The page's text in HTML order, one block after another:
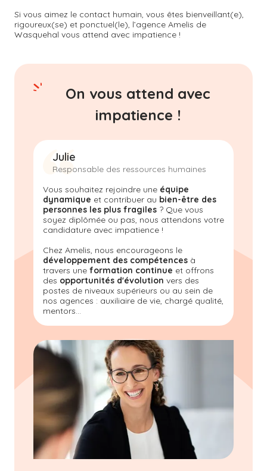
Si vous aimez le contact humain, vous êtes bienveillant(e),
rigoureux(se) et ponctuel(le), l’agence Amelis de
Wasquehal vous attend avec impatience !
On vous attend avec
impatience !
Julie
Responsable des ressources humaines
Vous souhaitez rejoindre une équipe
dynamique et contribuer au bien-être des
personnes les plus fragiles ? Que vous
soyez diplômée ou pas, nous attendons votre
candidature avec impatience !
Chez Amelis, nous encourageons le
développement des compétences à
travers une formation continue et offrons
des opportunités d'évolution vers des
postes de niveaux supérieurs ou au sein de
nos agences : auxiliaire de vie, chargé qualité,
mentors...